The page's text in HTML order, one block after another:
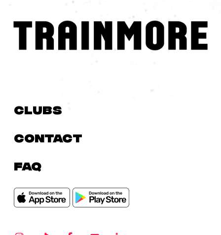
Clubs
Contact
FAQ